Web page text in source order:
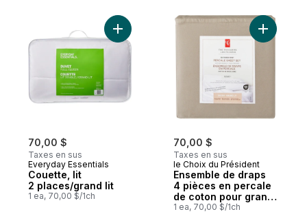
70,00 $
Taxes en sus
Everyday Essentials
Couette, lit
2 places/grand lit
1 ea, 70,00 $/1ch
Ajouter Couette, lit 2 places/grand lit au
70,00 $
Taxes en sus
le Choix du Président
Ensemble de draps
4 pièces en percale
de coton pour grand
lit – brume
1 ea, 70,00 $/1ch
Ajouter